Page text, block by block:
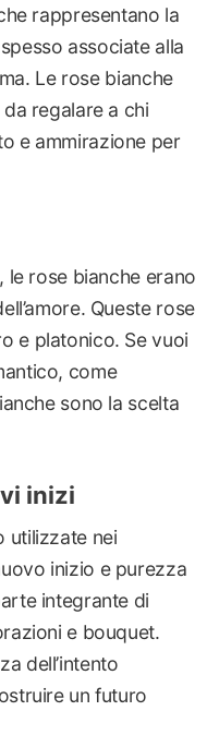
rappresentano la
associate alla
Le rose bianche
regalare a chi
e ammirazione per
le rose bianche erano
Queste rose
e platonico. Se vuoi
come
sono la scelta
inizi
utilizzate nei
inizio e purezza
integrante di
e bouquet.
dell’intento
un futuro